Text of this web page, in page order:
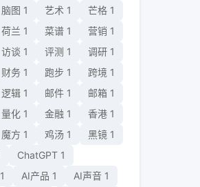
脑图 1 艺术 1 芒格 1
荷兰 1 菜谱 1 营销 1
访谈 1 评测 1 调研 1
财务 1 跑步 1 跨境 1
逻辑 1 邮件 1 邮箱 1
量化 1 金融 1 香港 1
魔方 1 鸡汤 1 黑镜 1
ChatGPT 1
1 AI产品 1 AI声音 1